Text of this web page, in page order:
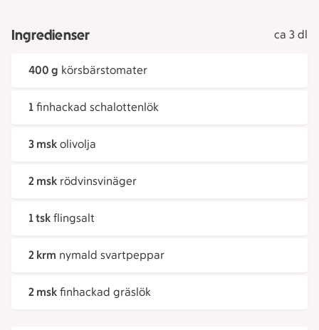
Ingredienser ca 3 dl
400 g körsbärstomater
1 finhackad schalottenlök
3 msk olivolja
2 msk rödvinsvinäger
1 tsk flingsalt
2 krm nymald svartpeppar
2 msk finhackad gräslök